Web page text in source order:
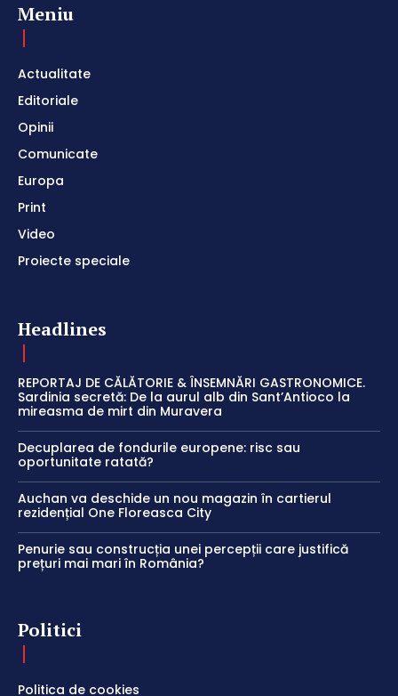
Meniu
Actualitate
Editoriale
Opinii
Comunicate
Europa
Print
Video
Proiecte speciale
Headlines
REPORTAJ DE CĂLĂTORIE & ÎNSEMNĂRI GASTRONOMICE.
Sardinia secretă: De la aurul alb din Sant’Antioco la
mireasma de mirt din Muravera
Decuplarea de fondurile europene: risc sau
oportunitate ratată?
Auchan va deschide un nou magazin în cartierul
rezidențial One Floreasca City
Penurie sau construcția unei percepții care justifică
prețuri mai mari în România?
Politici
Politica de cookies